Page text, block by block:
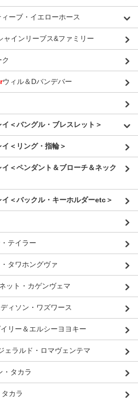
ィーブ・イエローホース
ャインリーブス&ファミリー
ク
ウィル＆Dバンデバー
＜バングル・ブレスレット＞
＜リング・指輪＞
＜ペンダント＆ブローチ＆ネック
＜バックル・キーホルダーetc＞
テイラー
タワホングヴァ
ット・カゲンヴェマ
ィソン・ワズワース
リー＆エルシーヨヨキー
ェラルド・ロマヴェンテマ
・タカラ
カラ